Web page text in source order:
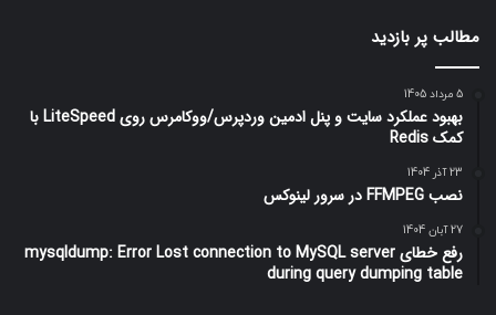
مطالب پر بازدید
5 مرداد 1405
بهبود عملکرد سایت و پنل ادمین وردپرس/ووکامرس روی LiteSpeed با
کمک Redis
23 آذر 1404
نصب FFMPEG در سرور لینوکس
27 آبان 1404
رفع خطای mysqldump: Error Lost connection to MySQL server
during query dumping table